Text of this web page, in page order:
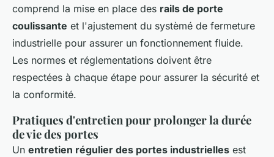
comprend la mise en place des rails de porte
coulissante et l'ajustement du systèmé de fermeture
industrielle pour assurer un fonctionnement fluide.
Les normes et réglementations doivent être
respectées à chaque étape pour assurer la sécurité et
la conformité.
Pratiques d'entretien pour prolonger la durée
de vie des portes
Un entretien régulier des portes industrielles est